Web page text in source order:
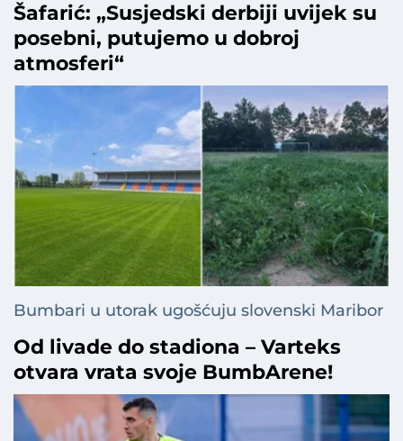
Šafarić: „Susjedski derbiji uvijek su
posebni, putujemo u dobroj
atmosferi“
Bumbari u utorak ugošćuju slovenski Maribor
Od livade do stadiona – Varteks
otvara vrata svoje BumbArene!